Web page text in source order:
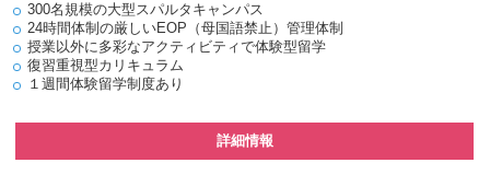
300名規模の大型スパルタキャンパス
24時間体制の厳しいEOP（母国語禁止）管理体制
授業以外に多彩なアクティビティで体験型留学
復習重視型カリキュラム
１週間体験留学制度あり
詳細情報